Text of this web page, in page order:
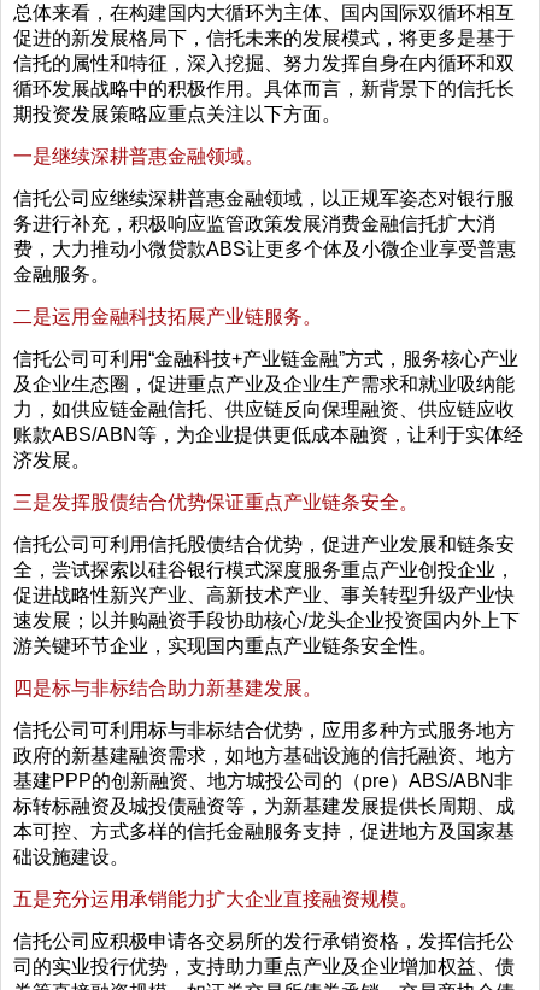
总体来看，在构建国内大循环为主体、国内国际双循环相互
促进的新发展格局下，信托未来的发展模式，将更多是基于
信托的属性和特征，深入挖掘、努力发挥自身在内循环和双
循环发展战略中的积极作用。具体而言，新背景下的信托长
期投资发展策略应重点关注以下方面。
一是继续深耕普惠金融领域。
信托公司应继续深耕普惠金融领域，以正规军姿态对银行服
务进行补充，积极响应监管政策发展消费金融信托扩大消
费，大力推动小微贷款ABS让更多个体及小微企业享受普惠
金融服务。
二是运用金融科技拓展产业链服务。
信托公司可利用“金融科技+产业链金融”方式，服务核心产业
及企业生态圈，促进重点产业及企业生产需求和就业吸纳能
力，如供应链金融信托、供应链反向保理融资、供应链应收
账款ABS/ABN等，为企业提供更低成本融资，让利于实体经
济发展。
三是发挥股债结合优势保证重点产业链条安全。
信托公司可利用信托股债结合优势，促进产业发展和链条安
全，尝试探索以硅谷银行模式深度服务重点产业创投企业，
促进战略性新兴产业、高新技术产业、事关转型升级产业快
速发展；以并购融资手段协助核心/龙头企业投资国内外上下
游关键环节企业，实现国内重点产业链条安全性。
四是标与非标结合助力新基建发展。
信托公司可利用标与非标结合优势，应用多种方式服务地方
政府的新基建融资需求，如地方基础设施的信托融资、地方
基建PPP的创新融资、地方城投公司的（pre）ABS/ABN非
标转标融资及城投债融资等，为新基建发展提供长周期、成
本可控、方式多样的信托金融服务支持，促进地方及国家基
础设施建设。
五是充分运用承销能力扩大企业直接融资规模。
信托公司应积极申请各交易所的发行承销资格，发挥信托公
司的实业投行优势，支持助力重点产业及企业增加权益、债